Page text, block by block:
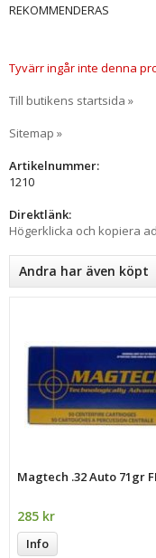
REKOMMENDERAS
Tyvärr ingår inte denna
Till butikens startsida »
Sitemap »
Artikelnummer:
1210
Direktlänk:
Högerklicka och kopiera
Andra har även köpt
Magtech .32 Auto 71gr
285 kr
Info